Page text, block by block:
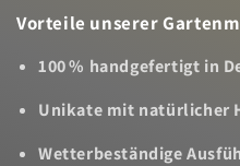
Vorteile unserer
100 % handgefertigt in
Unikate mit natürlicher
Wetterbeständige